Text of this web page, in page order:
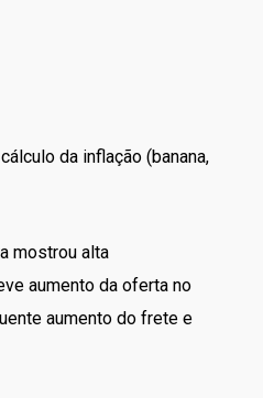
da inflação (banana,
mostrou alta
aumento da oferta no
aumento do frete e